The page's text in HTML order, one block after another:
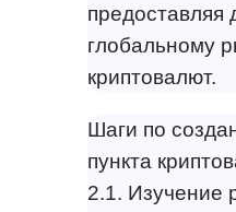
предоставляя
глобальному
криптовалют.
Шаги по
пункта
2.1. Изучение